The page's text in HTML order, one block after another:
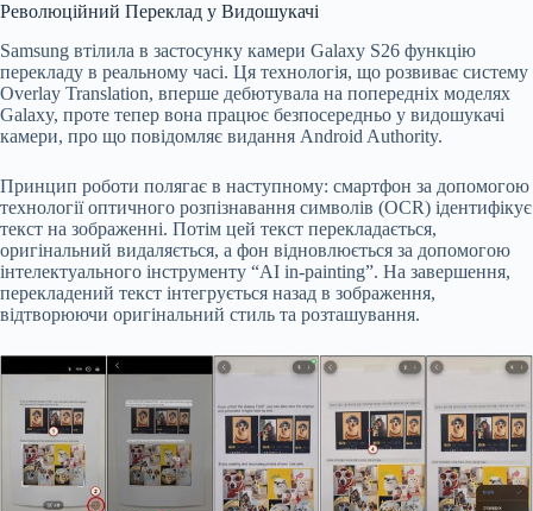
Революційний Переклад у Видошукачі
Samsung втілила в застосунку камери Galaxy S26 функцію
перекладу в реальному часі. Ця технологія, що розвиває систему
Overlay Translation, вперше дебютувала на попередніх моделях
Galaxy, проте тепер вона працює безпосередньо у видошукачі
камери, про що повідомляє видання Android Authority.
Принцип роботи полягає в наступному: смартфон за допомогою
технології оптичного розпізнавання символів (OCR) ідентифікує
текст на зображенні. Потім цей текст перекладається,
оригінальний видаляється, а фон відновлюється за допомогою
інтелектуального інструменту “AI in-painting”. На завершення,
перекладений текст інтегрується назад в зображення,
відтворюючи оригінальний стиль та розташування.